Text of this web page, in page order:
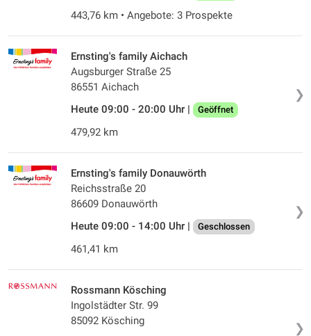
443,76 km • Angebote: 3 Prospekte
❯
Ernsting's family Aichach
Augsburger Straße 25
86551 Aichach
Heute 09:00 - 20:00 Uhr |
Geöffnet
479,92 km
❯
Ernsting's family Donauwörth
Reichsstraße 20
86609 Donauwörth
Heute 09:00 - 14:00 Uhr |
Geschlossen
461,41 km
❯
Rossmann Kösching
Ingolstädter Str. 99
85092 Kösching